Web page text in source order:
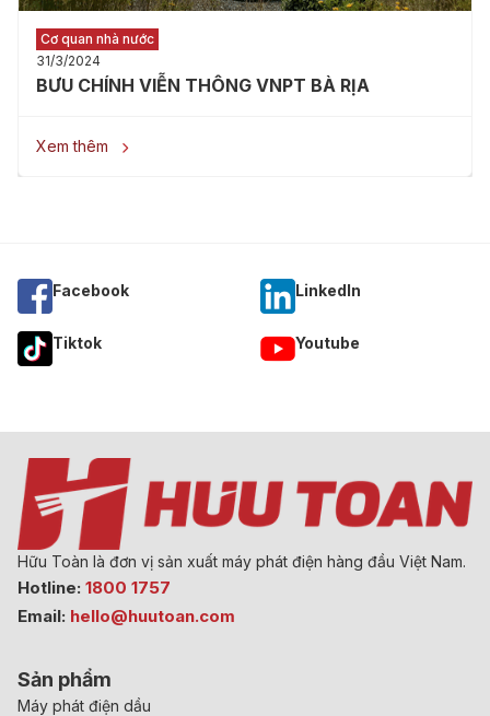
Cơ quan nhà nước
31/3/2024
BƯU CHÍNH VIỄN THÔNG VNPT BÀ RỊA
Xem thêm 
Facebook Linkedln
Tiktok Youtube
Hữu Toàn là đơn vị sản xuất máy phát điện hàng đầu Việt Nam.
Hotline: 1800 1757
Email: hello@huutoan.com
Sản phẩm
Máy phát điện dầu